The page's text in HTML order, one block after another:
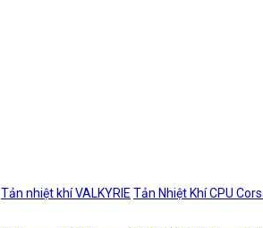
Tản nhiệt khí VALKYRIE Tản Nhiệt Khí CPU